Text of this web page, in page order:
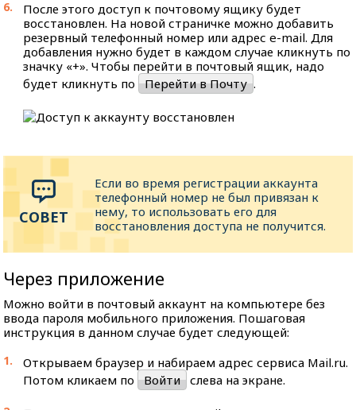
После этого доступ к почтовому ящику будет
восстановлен. На новой страничке можно добавить
резервный телефонный номер или адрес e-mail. Для
добавления нужно будет в каждом случае кликнуть по
значку «+». Чтобы перейти в почтовый ящик, надо
будет кликнуть по
Перейти в Почту .
Если во время регистрации аккаунта
телефонный номер не был привязан к
нему, то использовать его для
восстановления доступа не получится.
Через приложение
Можно войти в почтовый аккаунт на компьютере без
ввода пароля мобильного приложения. Пошаговая
инструкция в данном случае будет следующей:
Открываем браузер и набираем адрес сервиса Mail.ru.
Потом кликаем по
Войти слева на экране.